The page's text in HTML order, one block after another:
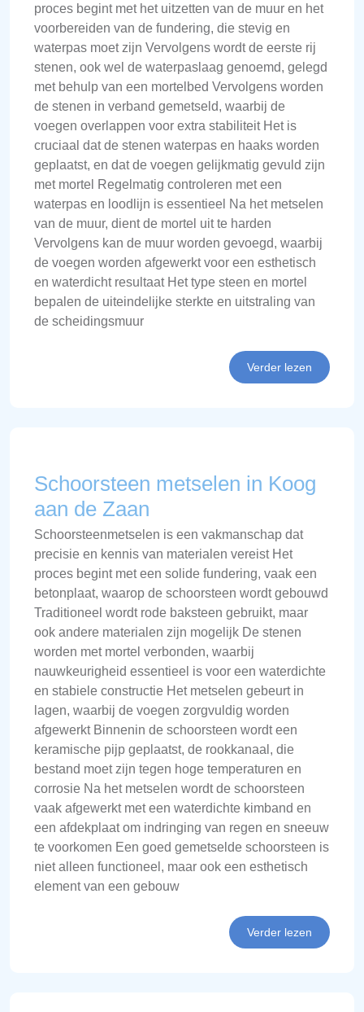
proces begint met het uitzetten van de muur en het
voorbereiden van de fundering, die stevig en
waterpas moet zijn Vervolgens wordt de eerste rij
stenen, ook wel de waterpaslaag genoemd, gelegd
met behulp van een mortelbed Vervolgens worden
de stenen in verband gemetseld, waarbij de
voegen overlappen voor extra stabiliteit Het is
cruciaal dat de stenen waterpas en haaks worden
geplaatst, en dat de voegen gelijkmatig gevuld zijn
met mortel Regelmatig controleren met een
waterpas en loodlijn is essentieel Na het metselen
van de muur, dient de mortel uit te harden
Vervolgens kan de muur worden gevoegd, waarbij
de voegen worden afgewerkt voor een esthetisch
en waterdicht resultaat Het type steen en mortel
bepalen de uiteindelijke sterkte en uitstraling van
de scheidingsmuur
Verder lezen
Schoorsteen metselen in Koog
aan de Zaan
Schoorsteenmetselen is een vakmanschap dat
precisie en kennis van materialen vereist Het
proces begint met een solide fundering, vaak een
betonplaat, waarop de schoorsteen wordt gebouwd
Traditioneel wordt rode baksteen gebruikt, maar
ook andere materialen zijn mogelijk De stenen
worden met mortel verbonden, waarbij
nauwkeurigheid essentieel is voor een waterdichte
en stabiele constructie Het metselen gebeurt in
lagen, waarbij de voegen zorgvuldig worden
afgewerkt Binnenin de schoorsteen wordt een
keramische pijp geplaatst, de rookkanaal, die
bestand moet zijn tegen hoge temperaturen en
corrosie Na het metselen wordt de schoorsteen
vaak afgewerkt met een waterdichte kimband en
een afdekplaat om indringing van regen en sneeuw
te voorkomen Een goed gemetselde schoorsteen is
niet alleen functioneel, maar ook een esthetisch
element van een gebouw
Verder lezen